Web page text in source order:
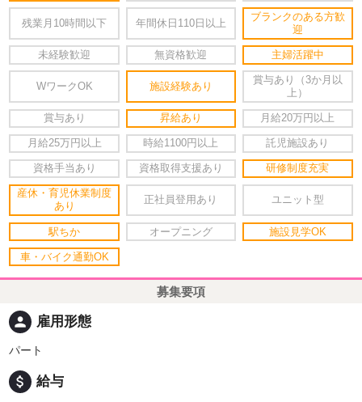
残業月10時間以下 年間休日110日以上
ブランクのある方歓
迎
未経験歓迎 無資格歓迎 主婦活躍中
WワークOK 施設経験あり
賞与あり（3か月以
上）
賞与あり 昇給あり 月給20万円以上
月給25万円以上 時給1100円以上 託児施設あり
資格手当あり 資格取得支援あり 研修制度充実
産休・育児休業制度
あり
正社員登用あり ユニット型
駅ちか オープニング 施設見学OK
車・バイク通勤OK
募集要項
person 雇用形態
パート
attach_money 給与